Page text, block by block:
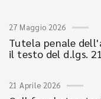
27 Maggio 2026
Tutela penale
il testo del d.lgs.
21 Aprile 2026